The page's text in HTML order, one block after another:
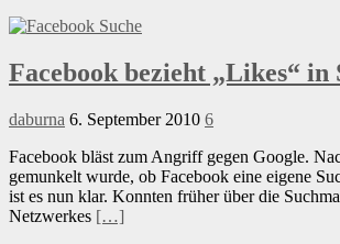
Facebook bezieht „Likes“ in
daburna 6. September 2010 6
Facebook bläst zum Angriff gegen Google.
gemunkelt wurde, ob Facebook eine eigene
ist es nun klar. Konnten früher über die
Netzwerkes […]